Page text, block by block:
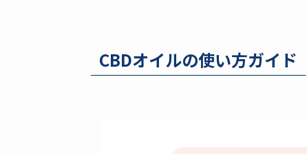
CBDオイルの使い方ガイド